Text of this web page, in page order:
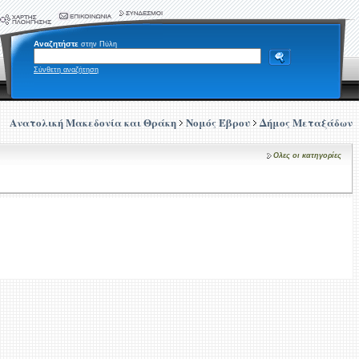
Αναζητήστε στην Πύλη
Σύνθετη αναζήτηση
Ανατολική Μακεδονία και Θράκη Νομός Έβρου Δήμος Μεταξάδων
Ολες οι κατηγορίες